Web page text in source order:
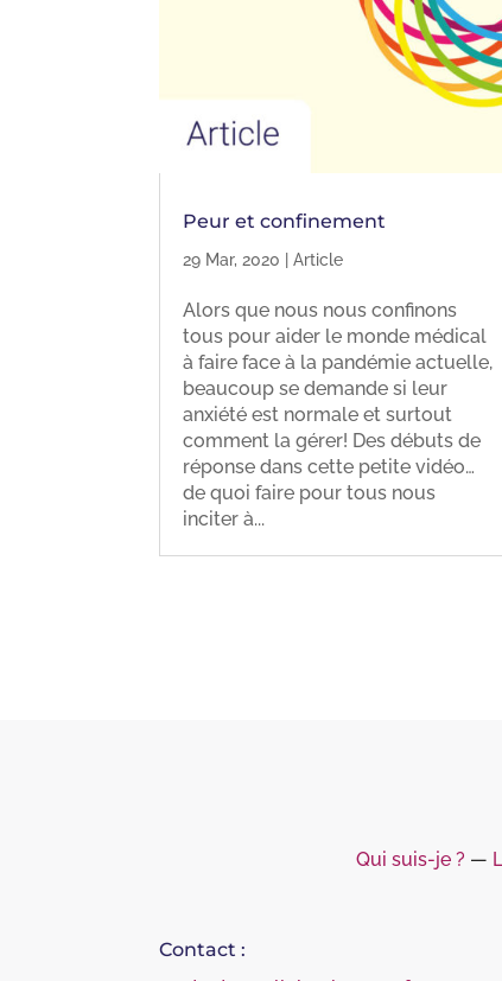
Peur et confinement
29 Mar, 2020 |Article
Alors que nous nous confinons
tous pour aider le monde médical
à faire face à la pandémie actuelle,
beaucoup se demande si leur
anxiété est normale et surtout
comment la gérer! Des débuts de
réponse dans cette petite vidéo…
de quoi faire pour tous nous
inciter à...
Qui suis-je ? ―
Contact :